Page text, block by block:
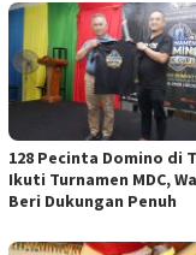
128 Pecinta Domino di
Ikuti Turnamen MDC,
Beri Dukungan Penuh